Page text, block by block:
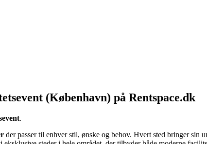
(København) på Rentspace.dk
.
der passer til enhver stil, ønske og behov. Hvert sted bringer